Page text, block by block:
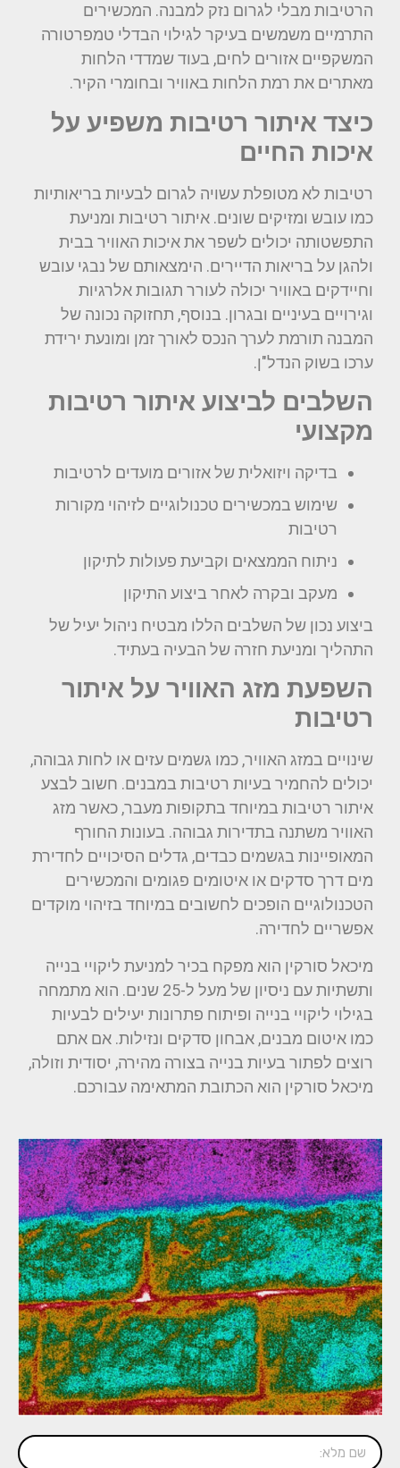
הרטיבות מבלי לגרום נזק למבנה. המכשירים
התרמיים משמשים בעיקר לגילוי הבדלי טמפרטורה
המשקפיים אזורים לחים, בעוד שמדדי הלחות
מאתרים את רמת הלחות באוויר ובחומרי הקיר.
כיצד איתור רטיבות משפיע על
איכות החיים
רטיבות לא מטופלת עשויה לגרום לבעיות בריאותיות
כמו עובש ומזיקים שונים. איתור רטיבות ומניעת
התפשטותה יכולים לשפר את איכות האוויר בבית
ולהגן על בריאות הדיירים. הימצאותם של נבגי עובש
וחיידקים באוויר יכולה לעורר תגובות אלרגיות
וגירויים בעיניים ובגרון. בנוסף, תחזוקה נכונה של
המבנה תורמת לערך הנכס לאורך זמן ומונעת ירידת
ערכו בשוק הנדל"ן.
השלבים לביצוע איתור רטיבות
מקצועי
בדיקה ויזואלית של אזורים מועדים לרטיבות
שימוש במכשירים טכנולוגיים לזיהוי מקורות
רטיבות
ניתוח הממצאים וקביעת פעולות לתיקון
מעקב ובקרה לאחר ביצוע התיקון
ביצוע נכון של השלבים הללו מבטיח ניהול יעיל של
התהליך ומניעת חזרה של הבעיה בעתיד.
השפעת מזג האוויר על איתור
רטיבות
שינויים במזג האוויר, כמו גשמים עזים או לחות גבוהה,
יכולים להחמיר בעיות רטיבות במבנים. חשוב לבצע
איתור רטיבות במיוחד בתקופות מעבר, כאשר מזג
האוויר משתנה בתדירות גבוהה. בעונות החורף
המאופיינות בגשמים כבדים, גדלים הסיכויים לחדירת
מים דרך סדקים או איטומים פגומים והמכשירים
הטכנולוגיים הופכים לחשובים במיוחד בזיהוי מוקדים
אפשריים לחדירה.
מיכאל סורקין הוא מפקח בכיר למניעת ליקויי בנייה
ותשתיות עם ניסיון של מעל ל-25 שנים. הוא מתמחה
בגילוי ליקויי בנייה ופיתוח פתרונות יעילים לבעיות
כמו איטום מבנים, אבחון סדקים ונזילות. אם אתם
רוצים לפתור בעיות בנייה בצורה מהירה, יסודית וזולה,
מיכאל סורקין הוא הכתובת המתאימה עבורכם.